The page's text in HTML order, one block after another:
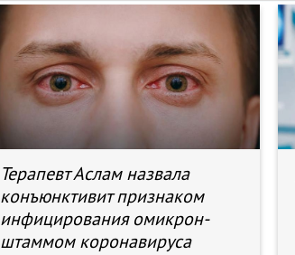
Терапевт Аслам назвала
конъюнктивит признаком
инфицирования омикрон-
штаммом коронавируса